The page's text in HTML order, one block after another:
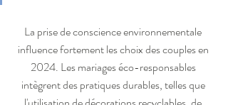
La prise de conscience environnementale
influence fortement les choix des couples en
2024. Les mariages éco-responsables
intègrent des pratiques durables, telles que